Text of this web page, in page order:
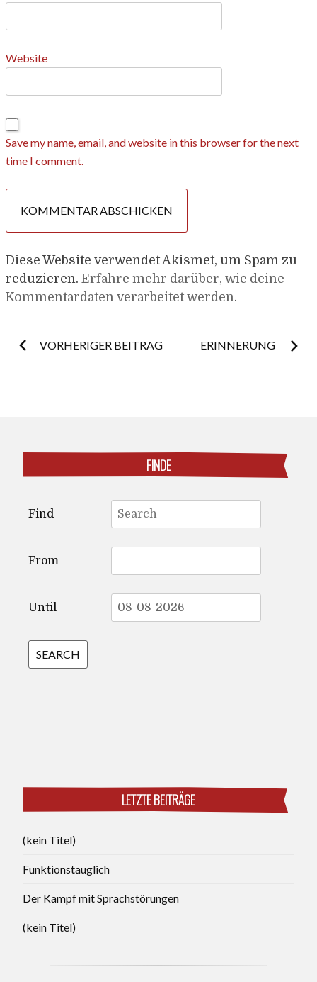
Website
Save my name, email, and website in this browser for the next
time I comment.
Diese Website verwendet Akismet, um Spam zu
reduzieren. Erfahre mehr darüber, wie deine
Kommentardaten verarbeitet werden.
Post
VORHERIGER BEITRAG ERINNERUNG
FINDE
for:
Find
From
Until
LETZTE BEITRÄGE
(kein Titel)
Funktionstauglich
Der Kampf mit Sprachstörungen
(kein Titel)